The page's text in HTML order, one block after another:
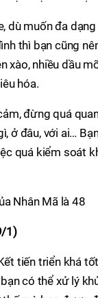
dù muốn đa
thì bạn cũng
xào, nhiều dầu
hóa.
đừng quá
ở đâu, với ai…
quá kiểm soát
Nhân Mã là 48
1)
tiến triển khá
có thể xử lý